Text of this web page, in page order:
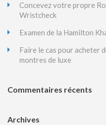
Concevez votre propre
Wristcheck
Examen de la Hamilton
Faire le cas pour acheter
montres de luxe
Commentaires récents
Archives